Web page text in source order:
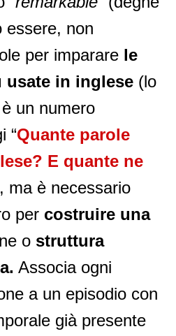
essere, non
per imparare le
usate in inglese (lo
un numero
“Quante parole
E quante ne
ma è necessario
per costruire una
o struttura
Associa ogni
a un episodio con
già presente